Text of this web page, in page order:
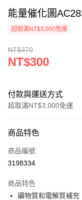
能量催化圖
超取滿NT$3,000免運
NT$370
NT$300
付款與運送方式
超取滿NT$3,000免運
信用卡一次付款
超商取貨付款
Apple Pay
商品特色
商品編號
3198334
商品特色
礦物質和電解質補充